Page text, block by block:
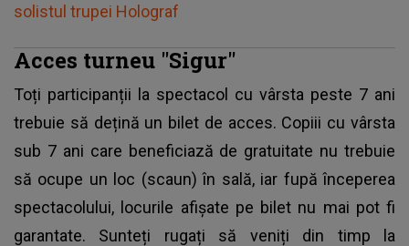
solistul trupei Holograf
Acces turneu "Sigur"
Toți participanții la spectacol cu vârsta peste 7 ani
trebuie să dețină un bilet de acces. Copiii cu vârsta
sub 7 ani care beneficiază de gratuitate nu trebuie
să ocupe un loc (scaun) în sală, iar fupă începerea
spectacolului, locurile afișate pe bilet nu mai pot fi
garantate. Sunteți rugați să veniți din timp la